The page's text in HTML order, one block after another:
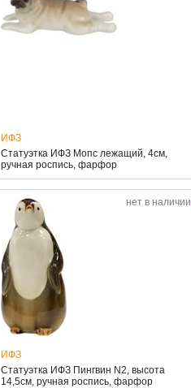
ИФЗ
Статуэтка ИФЗ Мопс лежащий, 4см,
ручная роспись, фарфор
нет в наличии
ИФЗ
Статуэтка ИФЗ Пингвин N2, высота
14,5см, ручная роспись, фарфор